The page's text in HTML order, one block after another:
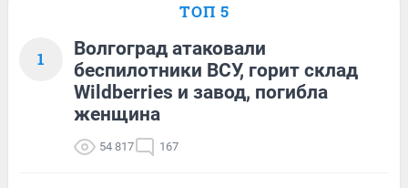
ТОП 5
1
Волгоград атаковали
беспилотники ВСУ, горит склад
Wildberries и завод, погибла
женщина
54 817 167